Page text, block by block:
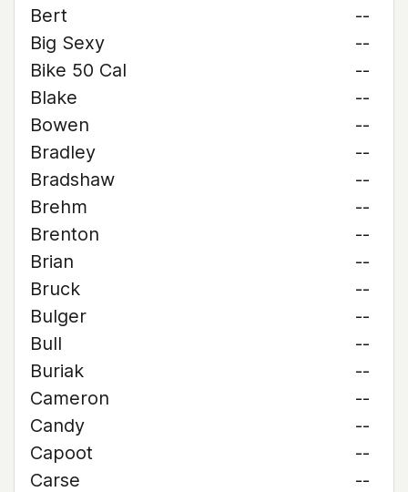
Bert
--
Big Sexy
--
Bike 50 Cal
--
Blake
--
Bowen
--
Bradley
--
Bradshaw
--
Brehm
--
Brenton
--
Brian
--
Bruck
--
Bulger
--
Bull
--
Buriak
--
Cameron
--
Candy
--
Capoot
--
Carse
--